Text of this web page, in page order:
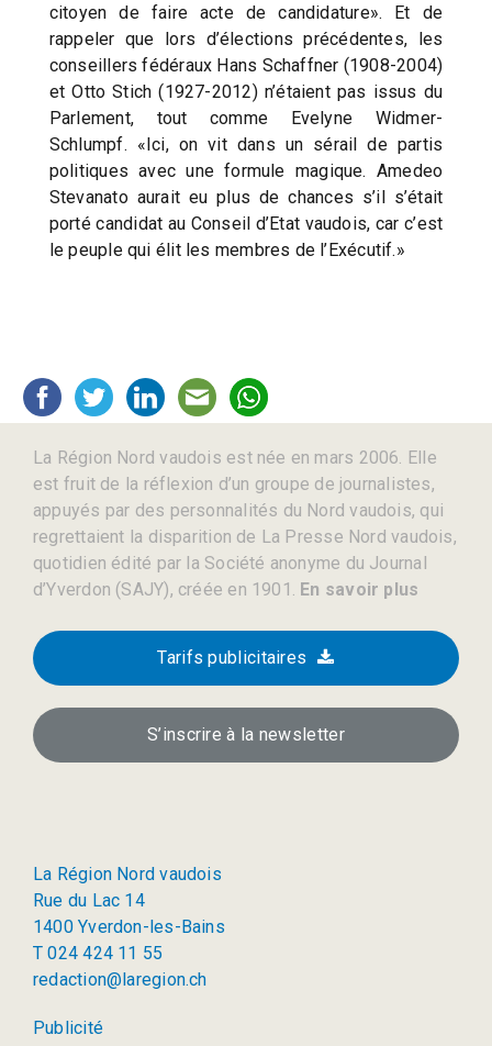
citoyen de faire acte de candidature». Et de
rappeler que lors d’élections précédentes, les
conseillers fédéraux Hans Schaffner (1908-2004)
et Otto Stich (1927-2012) n’étaient pas issus du
Parlement, tout comme Evelyne Widmer-
Schlumpf. «Ici, on vit dans un sérail de partis
politiques avec une formule magique. Amedeo
Stevanato aurait eu plus de chances s’il s’était
porté candidat au Conseil d’Etat vaudois, car c’est
le peuple qui élit les membres de l’Exécutif.»
La Région Nord vaudois est née en mars 2006. Elle
est fruit de la réflexion d’un groupe de journalistes,
appuyés par des personnalités du Nord vaudois, qui
regrettaient la disparition de La Presse Nord vaudois,
quotidien édité par la Société anonyme du Journal
d’Yverdon (SAJY), créée en 1901. En savoir plus
Tarifs publicitaires
S’inscrire à la newsletter
La Région Nord vaudois
Rue du Lac 14
1400 Yverdon-les-Bains
T 024 424 11 55
redaction@laregion.ch
Publicité